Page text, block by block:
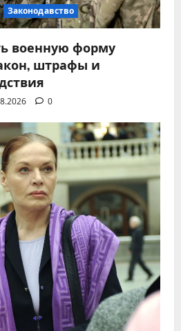
Законодавство
военную форму
штрафы и
0